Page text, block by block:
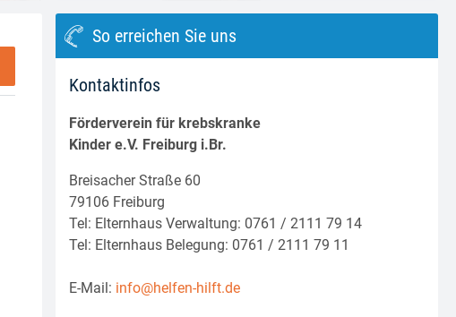
So erreichen Sie uns
Kontaktinfos
Förderverein für krebskranke
Kinder e.V. Freiburg i.Br.
Breisacher Straße 60
79106 Freiburg
Tel: Elternhaus Verwaltung: 0761 / 2111 79 14
Tel: Elternhaus Belegung: 0761 / 2111 79 11
E-Mail: info@helfen-hilft.de